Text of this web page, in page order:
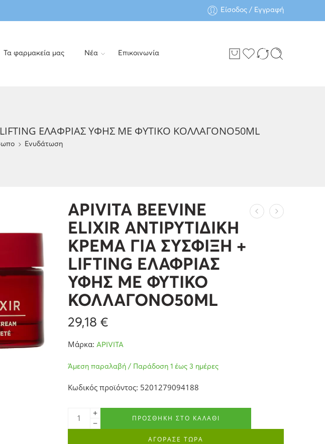
Είσοδος / Εγγραφή
Τα φαρμακεία μας Νέα Επικοινωνία
LIFTING ΕΛΑΦΡΙΑΣ ΥΦΗΣ ΜΕ ΦΥΤΙΚΟ ΚΟΛΛΑΓΟΝΟ50ML
Ενυδάτωση
APIVITA BEEVINE
ELIXIR ΑΝΤΙΡΥΤΙΔΙΚΗ
ΚΡΕΜΑ ΓΙΑ ΣΥΣΦΙΞΗ +
LIFTING ΕΛΑΦΡΙΑΣ
ΥΦΗΣ ΜΕ ΦΥΤΙΚΟ
ΚΟΛΛΑΓΟΝΟ50ML
29,18 €
Μάρκα: APIVITA
Άμεση παραλαβή / Παράδοση 1 έως 3 ημέρες
Κωδικός προϊόντος: 5201279094188
ΠΡΟΣΘΉΚΗ ΣΤΟ ΚΑΛΆΘΙ
ΑΓΟΡΑΣΕ ΤΩΡΑ